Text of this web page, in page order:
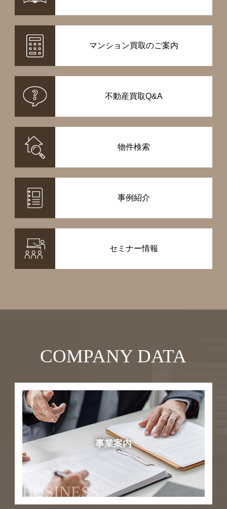
マンション買取のご案内
不動産買取Q&A
物件検索
事例紹介
セミナー情報
COMPANY DATA
事業案内
BUSINESS